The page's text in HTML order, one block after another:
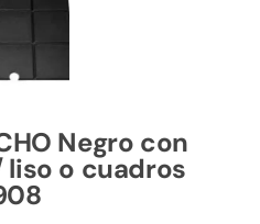
Negro con
o cuadros